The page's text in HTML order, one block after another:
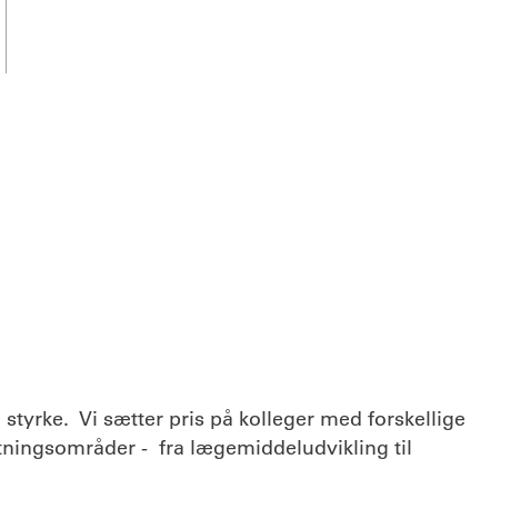
Vi sætter pris på kolleger med forskellige
- fra lægemiddeludvikling til